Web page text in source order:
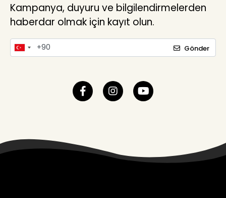
Kampanya, duyuru ve bilgilendirmelerden
haberdar olmak için kayıt olun.
Gönder